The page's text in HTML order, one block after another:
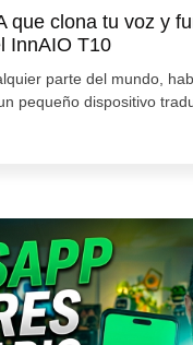
que clona tu voz y
InnAIO T10
parte del mundo,
pequeño dispositivo